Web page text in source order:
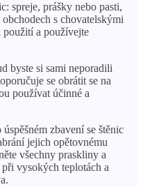
spreje, prášky nebo pasti,
s chovatelskými
použití a používejte
byste si sami neporadili
se obrátit se na
používat účinné a
zbavení se štěnic
jejich opětovnému
všechny praskliny a
vysokých teplotách a